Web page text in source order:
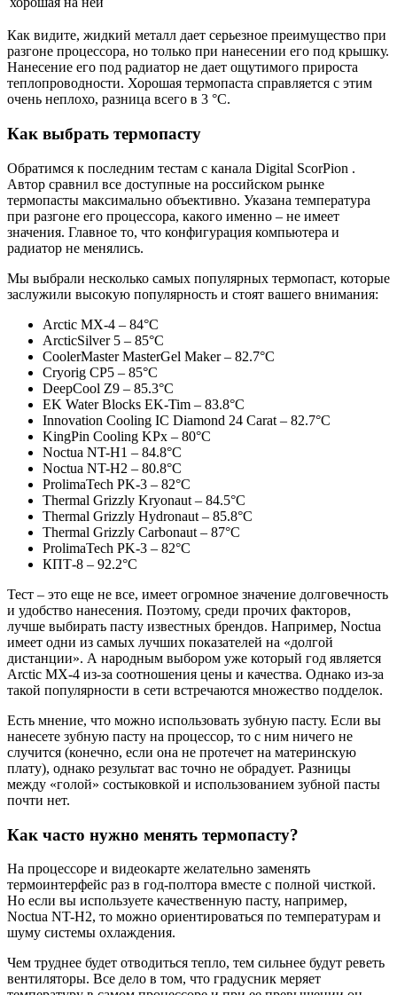
Как видите, жидкий металл дает серьезное преимущество при
разгоне процессора, но только при нанесении его под крышку.
Нанесение его под радиатор не дает ощутимого прироста
теплопроводности. Хорошая термопаста справляется с этим
очень неплохо, разница всего в 3 °C.
Как выбрать термопасту
Обратимся к последним тестам с канала Digital ScorPion .
Автор сравнил все доступные на российском рынке
термопасты максимально объективно. Указана температура
при разгоне его процессора, какого именно – не имеет
значения. Главное то, что конфигурация компьютера и
радиатор не менялись.
Мы выбрали несколько самых популярных термопаст, которые
заслужили высокую популярность и стоят вашего внимания:
Arctic MX-4 – 84°C
ArcticSilver 5 – 85°C
CoolerMaster MasterGel Maker – 82.7°C
Cryorig CP5 – 85°C
DeepCool Z9 – 85.3°C
EK Water Blocks EK-Tim – 83.8°C
Innovation Cooling IC Diamond 24 Carat – 82.7°C
KingPin Cooling KPx – 80°C
Noctua NT-H1 – 84.8°C
Noctua NT-H2 – 80.8°C
ProlimaTech PK-3 – 82°C
Thermal Grizzly Kryonaut – 84.5°C
Thermal Grizzly Hydronaut – 85.8°C
Thermal Grizzly Carbonaut – 87°C
ProlimaTech PK-3 – 82°C
КПТ-8 – 92.2°C
Тест – это еще не все, имеет огромное значение долговечность
и удобство нанесения. Поэтому, среди прочих факторов,
лучше выбирать пасту известных брендов. Например, Noctua
имеет одни из самых лучших показателей на «долгой
дистанции». А народным выбором уже который год является
Arctic MX-4 из-за соотношения цены и качества. Однако из-за
такой популярности в сети встречаются множество подделок.
Есть мнение, что можно использовать зубную пасту. Если вы
нанесете зубную пасту на процессор, то с ним ничего не
случится (конечно, если она не протечет на материнскую
плату), однако результат вас точно не обрадует. Разницы
между «голой» состыковкой и использованием зубной пасты
почти нет.
Как часто нужно менять термопасту?
На процессоре и видеокарте желательно заменять
термоинтерфейс раз в год-полтора вместе с полной чисткой.
Но если вы используете качественную пасту, например,
Noctua NT-H2, то можно ориентироваться по температурам и
шуму системы охлаждения.
Чем труднее будет отводиться тепло, тем сильнее будут реветь
вентиляторы. Все дело в том, что градусник меряет